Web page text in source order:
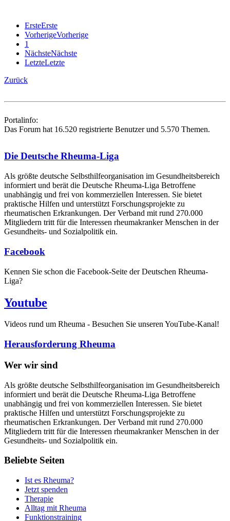
ErsteErste
VorherigeVorherige
1
NächsteNächste
LetzteLetzte
Zurück
Portalinfo:
Das Forum hat 16.520 registrierte Benutzer und 5.570 Themen.
Die Deutsche Rheuma-Liga
Als größte deutsche Selbsthilfe­organisation im Gesundheitsbereich
informiert und berät die Deutsche Rheuma-Liga Betroffene
unabhängig und frei von kommerziellen Interessen. Sie bietet
praktische Hilfen und unterstützt Forschungsprojekte zu
rheumatischen Erkrankungen. Der Verband mit rund 270.000
Mitgliedern tritt für die Interessen rheumakranker Menschen in der
Gesundheits- und Sozialpolitik ein.
Facebook
Kennen Sie schon die Facebook-Seite der Deutschen Rheuma-
Liga?
Youtube
Videos rund um Rheuma - Besuchen Sie unseren YouTube-Kanal!
Herausforderung Rheuma
Wer wir sind
Als größte deutsche Selbsthilfeorganisation im Gesundheitsbereich
informiert und berät die Deutsche Rheuma-Liga Betroffene
unabhängig und frei von kommerziellen Interessen. Sie bietet
praktische Hilfen und unterstützt Forschungsprojekte zu
rheumatischen Erkrankungen. Der Verband mit rund 270.000
Mitgliedern tritt für die Interessen rheumakranker Menschen in der
Gesundheits- und Sozialpolitik ein.
Beliebte Seiten
Ist es Rheuma?
Jetzt spenden
Therapie
Alltag mit Rheuma
Funktionstraining